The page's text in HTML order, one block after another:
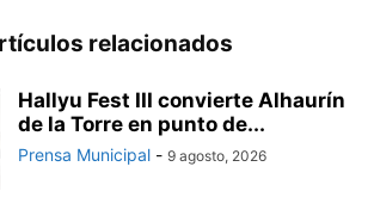
relacionados
Hallyu Fest III convierte Alhaurín
de la Torre en punto de...
Prensa Municipal - 9 agosto, 2026